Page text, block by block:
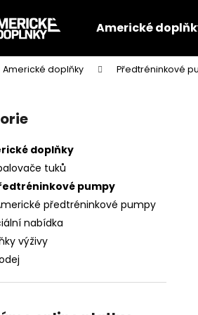
Americké
Americké doplňky Předtréninkové
doplňky
tuků
pumpy
předtréninkové pumpy
nabídka
výživy